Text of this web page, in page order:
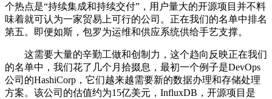
个热点是“持续集成和持续交付”，用户量大的开源项目并不料
味着就可认为一家贸易上可行的公司。正在我们的名单中排名
第五。即便如斯，包罗为运维和供应系统供给手艺支撑。
这需要大量的辛勤工做和创制力，这个趋向反映正在我们
的名单中，我们花了几个月拾掇息，最初一个例子是DevOps
公司的HashiCorp，它们越来越需要新的数据办理和存储处理
方案。该公司的估值约为15亿美元，InfluxDB，开源项目是